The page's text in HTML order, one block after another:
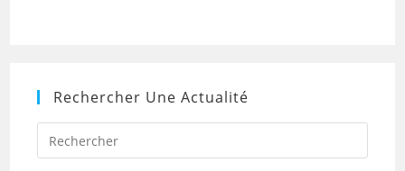
Rechercher Une Actualité
Press
to